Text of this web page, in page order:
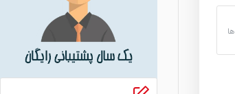
توجه داشته باشید این ماژول فقط مخصوص سیستم مدیریت محتوای اپن کارت است و برای سایر CMSها